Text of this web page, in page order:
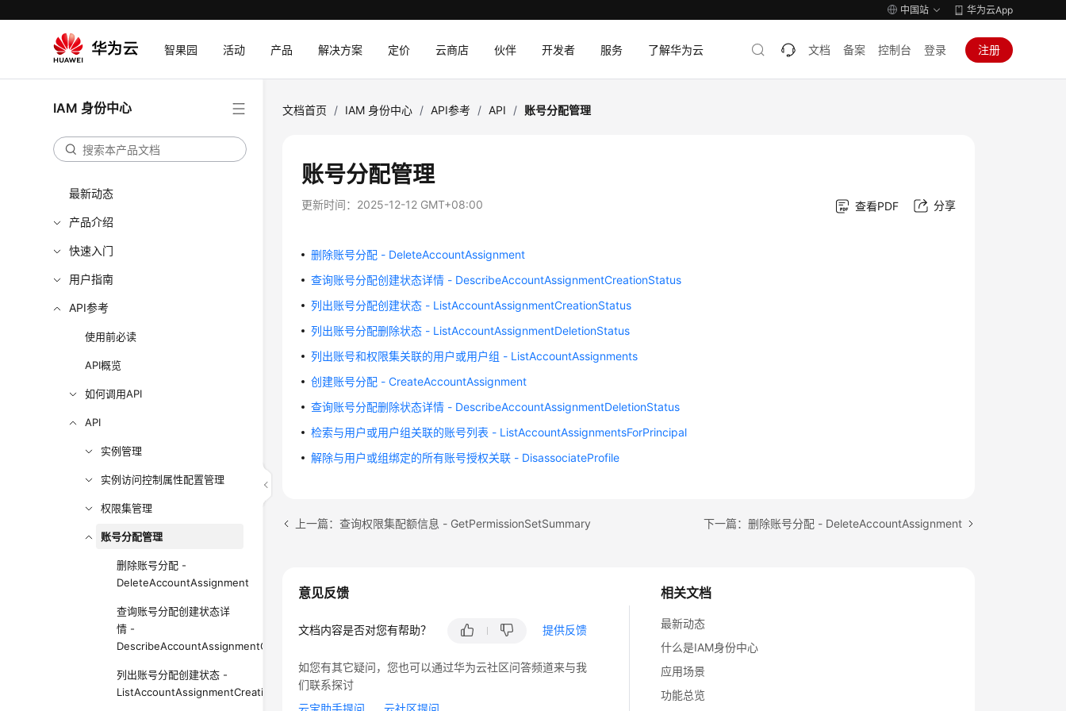
中国站 华为云App
智果园 活动 产品 解决方案 定价 云商店 伙伴 开发者 服务 了解华为云 文档 备案 控制台 登录 注册
IAM 身份中心
最新动态
产品介绍
快速入门
用户指南
API参考
使用前必读
API概览
如何调用API
API
实例管理
实例访问控制属性配置管理
权限集管理
账号分配管理
删除账号分配 -
DeleteAccountAssignment
查询账号分配创建状态详
情 -
DescribeAccountAssignmentCreationStatus
列出账号分配创建状态 -
ListAccountAssignmentCreationStatus
文档首页 / IAM 身份中心 / API参考 / API / 账号分配管理
账号分配管理
更新时间： 2025-12-12 GMT+08:00 查看PDF 分享
删除账号分配 - DeleteAccountAssignment
查询账号分配创建状态详情 - DescribeAccountAssignmentCreationStatus
列出账号分配创建状态 - ListAccountAssignmentCreationStatus
列出账号分配删除状态 - ListAccountAssignmentDeletionStatus
列出账号和权限集关联的用户或用户组 - ListAccountAssignments
创建账号分配 - CreateAccountAssignment
查询账号分配删除状态详情 - DescribeAccountAssignmentDeletionStatus
检索与用户或用户组关联的账号列表 - ListAccountAssignmentsForPrincipal
解除与用户或组绑定的所有账号授权关联 - DisassociateProfile
上一篇：查询权限集配额信息 - GetPermissionSetSummary 下一篇：删除账号分配 - DeleteAccountAssignment
相关文档
最新动态
什么是IAM身份中心
应用场景
功能总览
意见反馈
文档内容是否对您有帮助？ 提供反馈
如您有其它疑问，您也可以通过华为云社区问答频道来与我
们联系探讨
云宝助手提问
云社区提问